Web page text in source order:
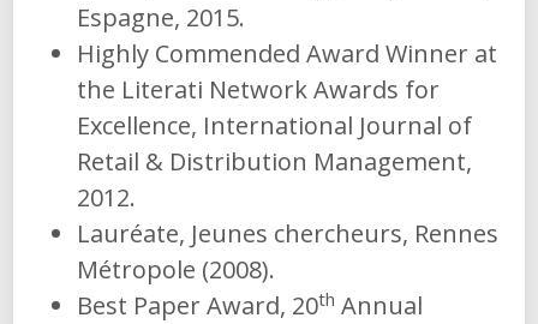
Espagne, 2015.
Highly Commended Award Winner at
the Literati Network Awards for
Excellence, International Journal of
Retail & Distribution Management,
2012.
Lauréate, Jeunes chercheurs, Rennes
Métropole (2008).
Best Paper Award, 20th Annual